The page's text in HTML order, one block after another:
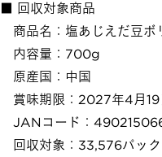
■ 回収対象商品
商品名：塩あじえだ豆ボ
内容量：700g
原産国：中国
賞味期限：2027年4月19
JANコード：
回収対象：33,576パック